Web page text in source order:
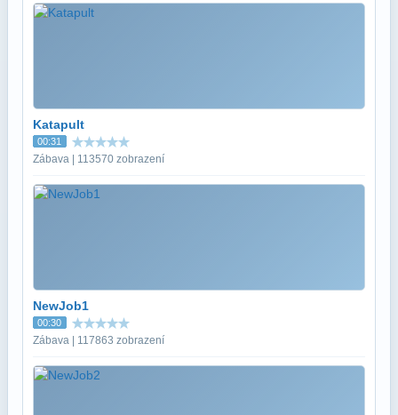
Katapult
00:31
Zábava | 113570 zobrazení
NewJob1
00:30
Zábava | 117863 zobrazení